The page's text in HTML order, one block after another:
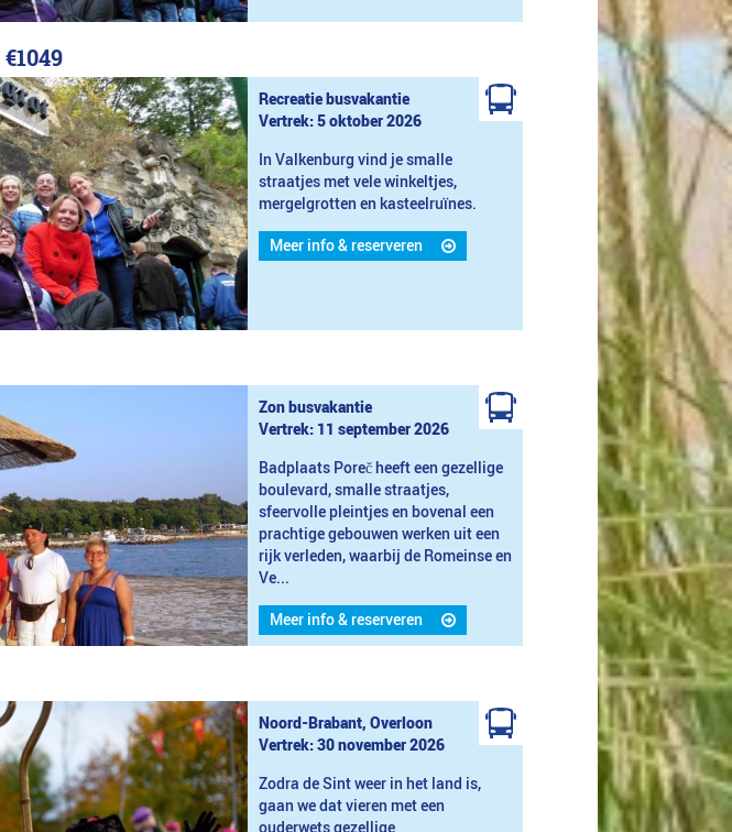
€1049
Recreatie busvakantie
Vertrek: 5 oktober 2026
In Valkenburg vind je smalle
straatjes met vele winkeltjes,
mergelgrotten en kasteelruïnes.
Meer info & reserveren
Zon busvakantie
Vertrek: 11 september 2026
Badplaats Poreč heeft een gezellige
boulevard, smalle straatjes,
sfeervolle pleintjes en bovenal een
prachtige gebouwen werken uit een
rijk verleden, waarbij de Romeinse en
Ve...
Meer info & reserveren
Noord-Brabant, Overloon
Vertrek: 30 november 2026
Zodra de Sint weer in het land is,
gaan we dat vieren met een
ouderwets gezellige